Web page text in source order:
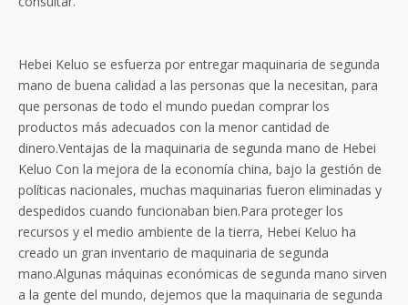
Hebei Keluo se esfuerza por entregar maquinaria de segunda
mano de buena calidad a las personas que la necesitan, para
que personas de todo el mundo puedan comprar los
productos más adecuados con la menor cantidad de
dinero.Ventajas de la maquinaria de segunda mano de Hebei
Keluo Con la mejora de la economía china, bajo la gestión de
políticas nacionales, muchas maquinarias fueron eliminadas y
despedidos cuando funcionaban bien.Para proteger los
recursos y el medio ambiente de la tierra, Hebei Keluo ha
creado un gran inventario de maquinaria de segunda
mano.Algunas máquinas económicas de segunda mano sirven
a la gente del mundo, dejemos que la maquinaria de segunda